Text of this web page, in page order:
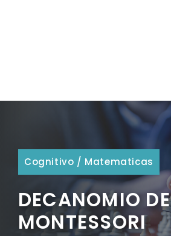
Cognitivo / Matematicas
DECANOMIO DE
MONTESSORI